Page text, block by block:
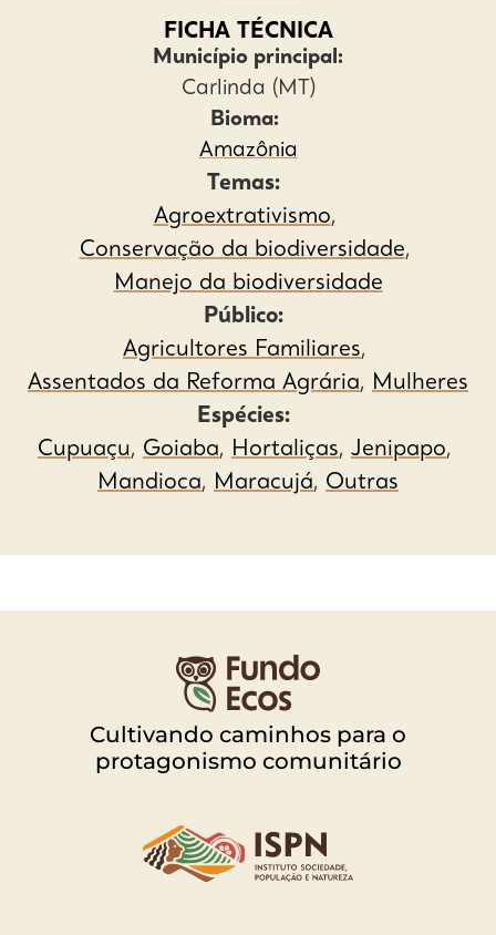
FICHA TÉCNICA
Município principal:
Carlinda (MT)
Bioma:
Amazônia
Temas:
Agroextrativismo,
Conservação da biodiversidade,
Manejo da biodiversidade
Público:
Agricultores Familiares,
Assentados da Reforma Agrária, Mulheres
Espécies:
Cupuaçu, Goiaba, Hortaliças, Jenipapo,
Mandioca, Maracujá, Outras
Cultivando caminhos para o
protagonismo comunitário